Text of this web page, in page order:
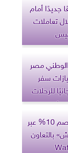
جديدًا أمام
تعاملات
مصر
سفر
للرحلات
بنك القاهرة يتيح خصم 10% عبر
بالتعاون